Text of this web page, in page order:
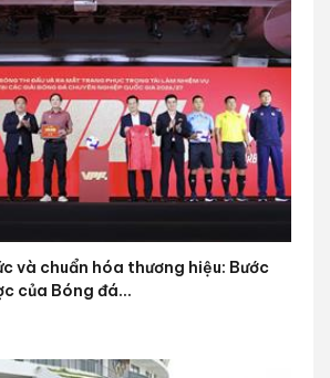
và chuẩn hóa thương hiệu: Bước
của Bóng đá...